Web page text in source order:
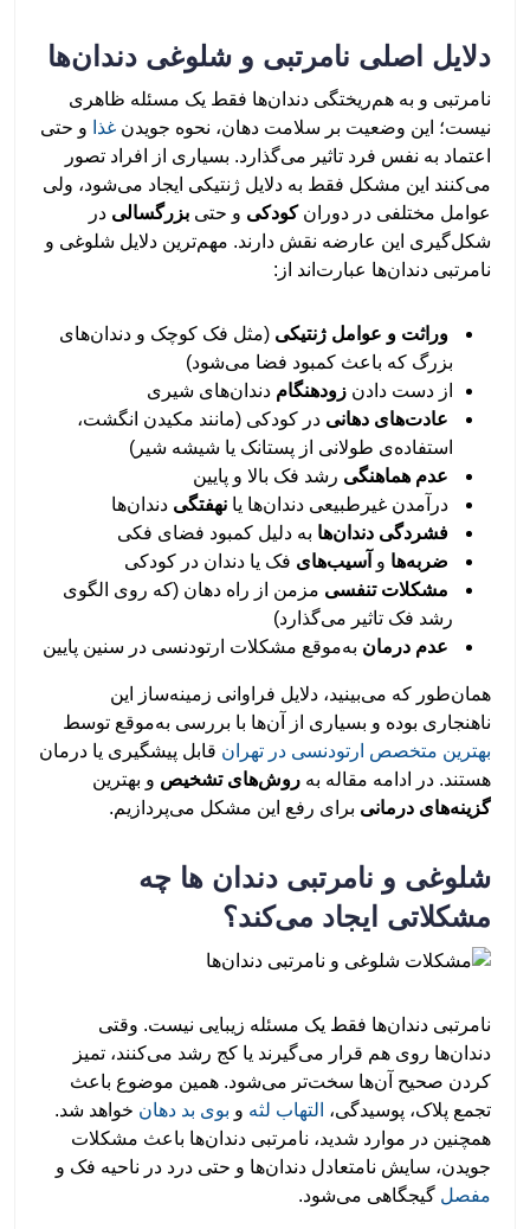
دلایل اصلی نامرتبی و شلوغی دندان‌ها
نامرتبی و به هم‌ریختگی دندان‌ها فقط یک مسئله‌ ظاهری
نیست؛ این وضعیت بر سلامت دهان، نحوه‌ جویدن غذا و حتی
اعتماد به ‌نفس فرد تاثیر می‌گذارد. بسیاری از افراد تصور
می‌کنند این مشکل فقط به دلایل ژنتیکی ایجاد می‌شود، ولی
عوامل مختلفی در دورانکودکی و حتی بزرگسالی در
شکل‌گیری این عارضه نقش دارند. مهم‌ترین دلایل شلوغی و
نامرتبی دندان‌ها عبارت‌اند از:
وراثت و عوامل ژنتیکی (مثل فک کوچک و دندان‌های
بزرگ که باعث کمبود فضا می‌شود)
از دست دادن زودهنگام دندان‌های شیری
عادت‌های دهانی در کودکی (مانند مکیدن انگشت،
استفاده‌ی طولانی از پستانک یا شیشه شیر)
عدم هماهنگی رشد فک بالا و پایین
درآمدن غیرطبیعی دندان‌ها یا نهفتگی دندان‌ها
فشردگی دندان‌ها به دلیل کمبود فضای فکی
ضربه‌ها و آسیب‌های فک یا دندان در کودکی
مشکلات تنفسی مزمن از راه دهان (که روی الگوی
رشد فک تاثیر می‌گذارد)
عدم درمان به‌موقع مشکلات ارتودنسی در سنین پایین
همان‌طور که می‌بینید، دلایل فراوانی زمینه‌ساز این
ناهنجاری بوده و بسیاری از آن‌ها با بررسی به‌موقع توسط
بهترین متخصص ارتودنسی در تهران قابل پیشگیری یا درمان
هستند. در ادامه‌ مقاله به روش‌های تشخیص و بهترین
گزینه‌های درمانی برای رفع این مشکل می‌پردازیم.
شلوغی و نامرتبی دندان ها چه
مشکلاتی ایجاد می‌کند؟
نامرتبی دندان‌ها فقط یک مسئله‌ زیبایی نیست. وقتی
دندان‌ها روی هم قرار می‌گیرند یا کج رشد می‌کنند، تمیز
کردن صحیح آن‌ها سخت‌تر می‌شود. همین موضوع باعث
تجمع پلاک، پوسیدگی، التهاب لثه و بوی بد دهان خواهد شد.
همچنین در موارد شدید، نامرتبی دندان‌ها باعث مشکلات
جویدن، سایش نامتعادل دندان‌ها و حتی درد در ناحیه‌ فک و
مفصل گیجگاهی می‌شود.